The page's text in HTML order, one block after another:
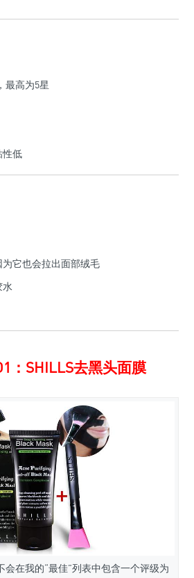
最高为5星
性低
它也会拉出面部绒毛
水
：SHILLS去黑头面膜
会在我的“最佳”列表中包含一个评级为